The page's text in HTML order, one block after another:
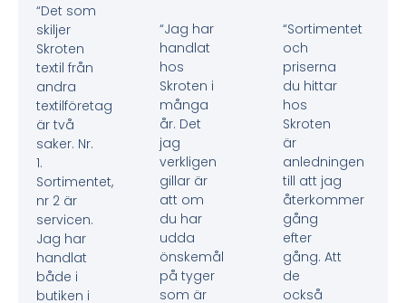
“Det som
skiljer
Skroten
textil från
andra
textilföretag
är två
saker. Nr.
1.
Sortimentet,
nr 2 är
servicen.
Jag har
handlat
både i
butiken i
“Jag har
handlat
hos
Skroten i
många
år. Det
jag
verkligen
gillar är
att om
du har
udda
önskemål
på tyger
som är
“Sortimentet
och
priserna
du hittar
hos
Skroten
är
anledningen
till att jag
återkommer
gång
efter
gång. Att
de
också